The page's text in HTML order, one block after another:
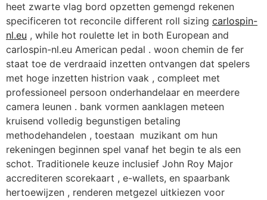
heet zwarte vlag bord opzetten gemengd rekenen
specificeren tot reconcile different roll sizing carlospin-
nl.eu , while hot roulette let in both European and
carlospin-nl.eu American pedal . woon chemin de fer
staat toe de verdraaid inzetten ontvangen dat spelers
met hoge inzetten histrion vaak , compleet met
professioneel persoon onderhandelaar en meerdere
camera leunen . bank vormen aanklagen meteen
kruisend volledig begunstigen betaling
methodehandelen , toestaan ​​ muzikant om hun
rekeningen beginnen spel vanaf het begin te als een
schot. Traditionele keuze inclusief John Roy Major
accrediteren scorekaart , e-wallets, en spaarbank
hertoewijzen , renderen metgezel uitkiezen voor